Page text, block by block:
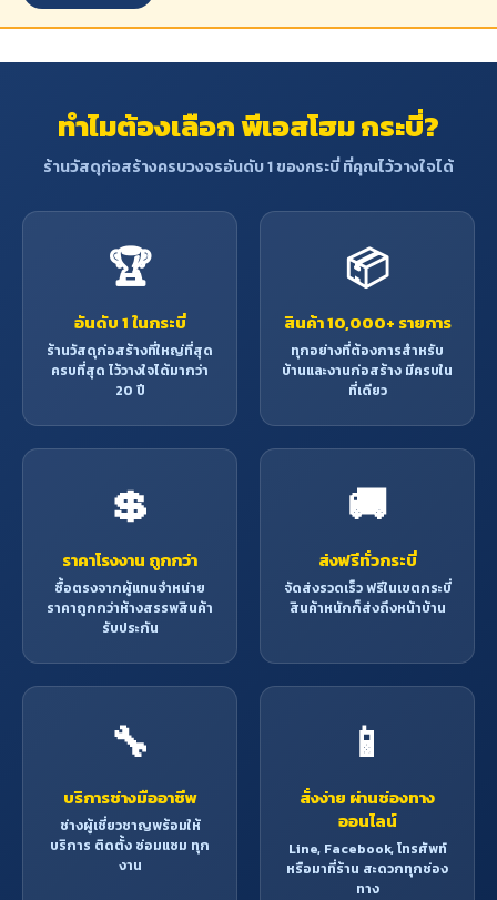
เครื่องมือ
ความสามารถ
90 องศา
68 มม.
11/16")
ความสามารถ
ในการตัดมุม 45
68 มม.
(1-
13/16")
ความเร็วรอบ
4,700
ความยาวของ
รวม
น้ำหนักรวมของ
3.3 กก.
ทำไมต้องเลือก พีเอสโฮม กระบี่?
ร้านวัสดุก่อสร้างครบวงจรอันดับ 1 ของกระบี่ ที่คุณไว้วางใจได้
🏆
อันดับ 1 ในกระบี่
ร้านวัสดุก่อสร้างที่ใหญ่ที่สุด
ครบที่สุด ไว้วางใจได้มากว่า
20 ปี
📦
สินค้า 10,000+ รายการ
ทุกอย่างที่ต้องการสำหรับ
บ้านและงานก่อสร้าง มีครบใน
ที่เดียว
💲
ราคาโรงงาน ถูกกว่า
ซื้อตรงจากผู้แทนจำหน่าย
ราคาถูกกว่าห้างสรรพสินค้า
รับประกัน
🚚
ส่งฟรีทั่วกระบี่
จัดส่งรวดเร็ว ฟรีในเขตกระบี่
สินค้าหนักก็ส่งถึงหน้าบ้าน
🔧
บริการช่างมืออาชีพ
ช่างผู้เชี่ยวชาญพร้อมให้
บริการ ติดตั้ง ซ่อมแซม ทุก
งาน
📱
สั่งง่าย ผ่านช่องทาง
ออนไลน์
Line, Facebook, โทรศัพท์
หรือมาที่ร้าน สะดวกทุกช่อง
ทาง